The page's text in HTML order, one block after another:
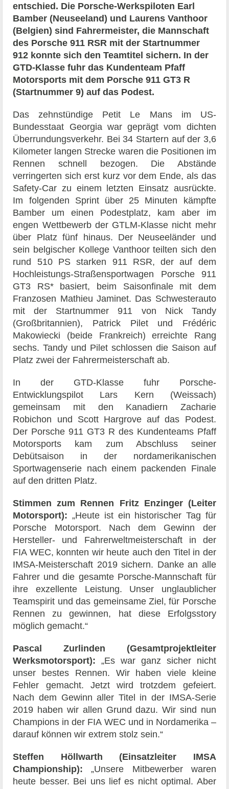
entschied. Die Porsche-Werkspiloten Earl
Bamber (Neuseeland) und Laurens Vanthoor
(Belgien) sind Fahrermeister, die Mannschaft
des Porsche 911 RSR mit der Startnummer
912 konnte sich den Teamtitel sichern. In der
GTD-Klasse fuhr das Kundenteam Pfaff
Motorsports mit dem Porsche 911 GT3 R
(Startnummer 9) auf das Podest.
Das zehnstündige Petit Le Mans im US-
Bundesstaat Georgia war geprägt vom dichten
Überrundungsverkehr. Bei 34 Startern auf der 3,6
Kilometer langen Strecke waren die Positionen im
Rennen schnell bezogen. Die Abstände
verringerten sich erst kurz vor dem Ende, als das
Safety-Car zu einem letzten Einsatz ausrückte.
Im folgenden Sprint über 25 Minuten kämpfte
Bamber um einen Podestplatz, kam aber im
engen Wettbewerb der GTLM-Klasse nicht mehr
über Platz fünf hinaus. Der Neuseeländer und
sein belgischer Kollege Vanthoor teilten sich den
rund 510 PS starken 911 RSR, der auf dem
Hochleistungs-Straßensportwagen Porsche 911
GT3 RS* basiert, beim Saisonfinale mit dem
Franzosen Mathieu Jaminet. Das Schwesterauto
mit der Startnummer 911 von Nick Tandy
(Großbritannien), Patrick Pilet und Frédéric
Makowiecki (beide Frankreich) erreichte Rang
sechs. Tandy und Pilet schlossen die Saison auf
Platz zwei der Fahrermeisterschaft ab.
In der GTD-Klasse fuhr Porsche-
Entwicklungspilot Lars Kern (Weissach)
gemeinsam mit den Kanadiern Zacharie
Robichon und Scott Hargrove auf das Podest.
Der Porsche 911 GT3 R des Kundenteams Pfaff
Motorsports kam zum Abschluss seiner
Debütsaison in der nordamerikanischen
Sportwagenserie nach einem packenden Finale
auf den dritten Platz.
Stimmen zum Rennen
Fritz Enzinger (Leiter
Motorsport): „Heute ist ein historischer Tag für
Porsche Motorsport. Nach dem Gewinn der
Hersteller- und Fahrerweltmeisterschaft in der
FIA WEC, konnten wir heute auch den Titel in der
IMSA-Meisterschaft 2019 sichern. Danke an alle
Fahrer und die gesamte Porsche-Mannschaft für
ihre exzellente Leistung. Unser unglaublicher
Teamspirit und das gemeinsame Ziel, für Porsche
Rennen zu gewinnen, hat diese Erfolgsstory
möglich gemacht.“
Pascal Zurlinden (Gesamtprojektleiter
Werksmotorsport): „Es war ganz sicher nicht
unser bestes Rennen. Wir haben viele kleine
Fehler gemacht. Jetzt wird trotzdem gefeiert.
Nach dem Gewinn aller Titel in der IMSA-Serie
2019 haben wir allen Grund dazu. Wir sind nun
Champions in der FIA WEC und in Nordamerika –
darauf können wir extrem stolz sein.“
Steffen Höllwarth (Einsatzleiter IMSA
Championship): „Unsere Mitbewerber waren
heute besser. Bei uns lief es nicht optimal. Aber